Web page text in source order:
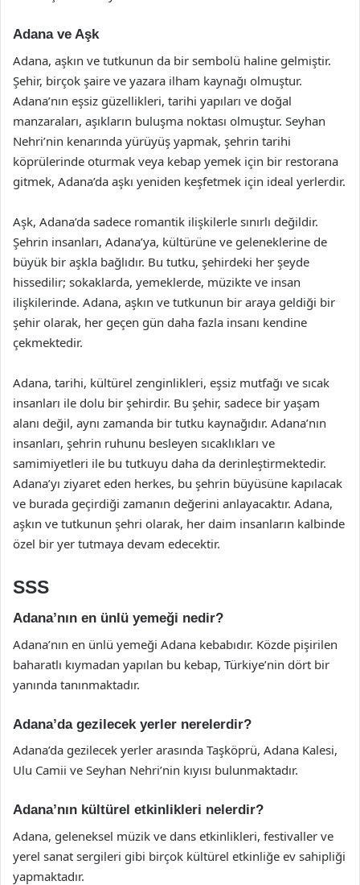
Adana ve Aşk
Adana, aşkın ve tutkunun da bir sembolü haline gelmiştir.
Şehir, birçok şaire ve yazara ilham kaynağı olmuştur.
Adana’nın eşsiz güzellikleri, tarihi yapıları ve doğal
manzaraları, aşıkların buluşma noktası olmuştur. Seyhan
Nehri’nin kenarında yürüyüş yapmak, şehrin tarihi
köprülerinde oturmak veya kebap yemek için bir restorana
gitmek, Adana’da aşkı yeniden keşfetmek için ideal yerlerdir.
Aşk, Adana’da sadece romantik ilişkilerle sınırlı değildir.
Şehrin insanları, Adana’ya, kültürüne ve geleneklerine de
büyük bir aşkla bağlıdır. Bu tutku, şehirdeki her şeyde
hissedilir; sokaklarda, yemeklerde, müzikte ve insan
ilişkilerinde. Adana, aşkın ve tutkunun bir araya geldiği bir
şehir olarak, her geçen gün daha fazla insanı kendine
çekmektedir.
Adana, tarihi, kültürel zenginlikleri, eşsiz mutfağı ve sıcak
insanları ile dolu bir şehirdir. Bu şehir, sadece bir yaşam
alanı değil, aynı zamanda bir tutku kaynağıdır. Adana’nın
insanları, şehrin ruhunu besleyen sıcaklıkları ve
samimiyetleri ile bu tutkuyu daha da derinleştirmektedir.
Adana’yı ziyaret eden herkes, bu şehrin büyüsüne kapılacak
ve burada geçirdiği zamanın değerini anlayacaktır. Adana,
aşkın ve tutkunun şehri olarak, her daim insanların kalbinde
özel bir yer tutmaya devam edecektir.
SSS
Adana’nın en ünlü yemeği nedir?
Adana’nın en ünlü yemeği Adana kebabıdır. Közde pişirilen
baharatlı kıymadan yapılan bu kebap, Türkiye’nin dört bir
yanında tanınmaktadır.
Adana’da gezilecek yerler nerelerdir?
Adana’da gezilecek yerler arasında Taşköprü, Adana Kalesi,
Ulu Camii ve Seyhan Nehri’nin kıyısı bulunmaktadır.
Adana’nın kültürel etkinlikleri nelerdir?
Adana, geleneksel müzik ve dans etkinlikleri, festivaller ve
yerel sanat sergileri gibi birçok kültürel etkinliğe ev sahipliği
yapmaktadır.